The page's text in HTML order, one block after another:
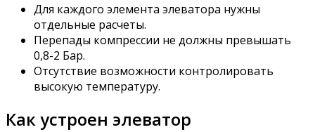
Для каждого элемента элеватора нужны
отдельные расчеты.
Перепады компрессии не должны превышать
0,8-2 Бар.
Отсутствие возможности контролировать
высокую температуру.
Как устроен элеватор